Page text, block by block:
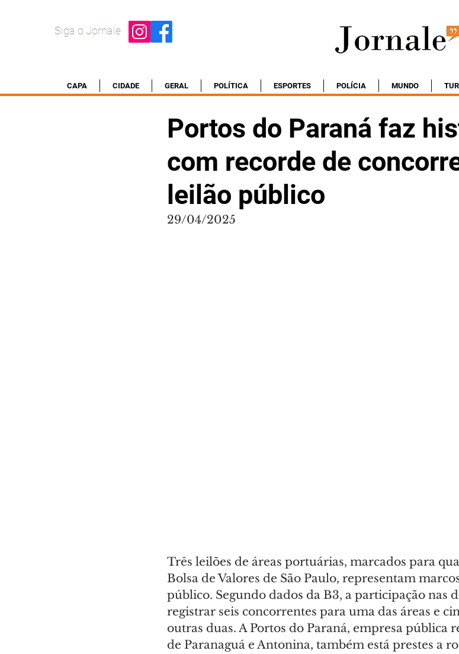
Siga o Jornale
CAPA CIDADE GERAL POLÍTICA ESPORTES POLÍCIA MUNDO
Portos do Paraná faz
com recorde de
leilão público
29/04/2025
Três leilões de áreas portuárias, marcados para
Bolsa de Valores de São Paulo, representam
público. Segundo dados da B3, a participação nas
registrar seis concorrentes para uma das áreas e
outras duas. A Portos do Paraná, empresa pública
de Paranaguá e Antonina, também está prestes a